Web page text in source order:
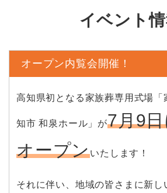
イベント
オープン内覧会開催！
高知県初となる家族葬専用式場「
知市 和泉ホール」が7月9
オープンいたします！
それに伴い、地域の皆さまに新し